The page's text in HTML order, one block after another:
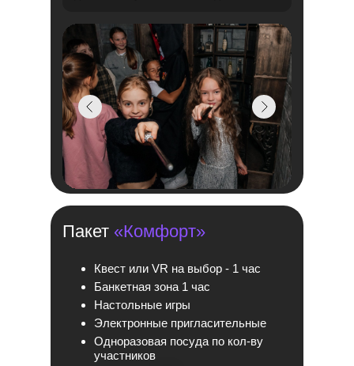
Пакет «Комфорт»
Квест или VR на выбор - 1 час
Банкетная зона 1 час
Одноразовая посуда по кол-ву
участников
Настольные игры
Электронные пригласительные